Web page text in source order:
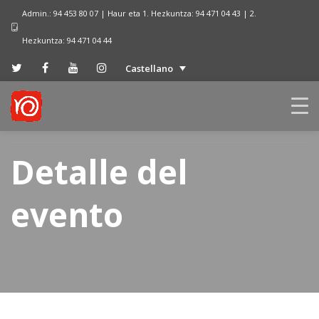
Admin.: 94 453 80 07 | Haur eta 1. Hezkuntza: 94 471 04 43 | 2.
Hezkuntza: 94 471 04 44
Castellano
Detalle del
evento